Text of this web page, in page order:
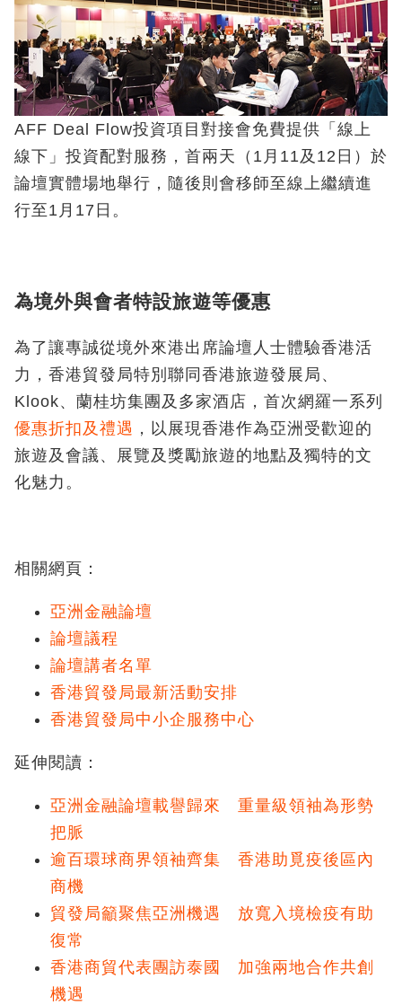
AFF Deal Flow投資項目對接會免費提供「線上
線下」投資配對服務，首兩天（1月11及12日）於
論壇實體場地舉行，隨後則會移師至線上繼續進
行至1月17日。
為境外與會者特設旅遊等優惠
為了讓專誠從境外來港出席論壇人士體驗香港活
力，香港貿發局特別聯同香港旅遊發展局、
Klook、蘭桂坊集團及多家酒店，首次網羅一系列
優惠折扣及禮遇 ，以展現香港作為亞洲受歡迎的
旅遊及會議、展覽及獎勵旅遊的地點及獨特的文
化魅力。
相關網頁：
亞洲金融論壇
論壇議程
論壇講者名單
香港貿發局最新活動安排
香港貿發局中小企服務中心
延伸閱讀：
亞洲金融論壇載譽歸來
重量級領袖為形勢
把脈
逾百環球商界領袖齊集 香港助覓疫後區內
商機
貿發局籲聚焦亞洲機遇 放寬入境檢疫有助
復常
香港商貿代表團訪泰國 加強兩地合作共創
機遇